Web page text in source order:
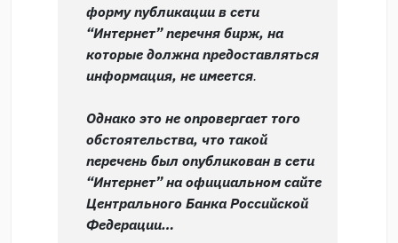
форму публикации в сети
“Интернет” перечня бирж, на
которые должна предоставляться
информация, не имеется.
Однако это не опровергает того
обстоятельства, что такой
перечень был опубликован в сети
“Интернет” на официальном сайте
Центрального Банка Российской
Федерации…